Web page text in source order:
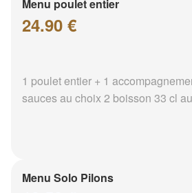
Menu poulet entier
24.90 €
1 poulet entier + 1
sauces au choix 2 boisson 33 cl
Menu Solo Pilons